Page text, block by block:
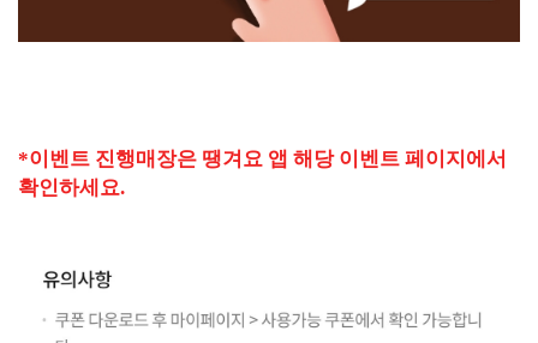
*이벤트 진행매장은 땡겨요 앱 해당 이벤트 페이지에서
확인하세요.